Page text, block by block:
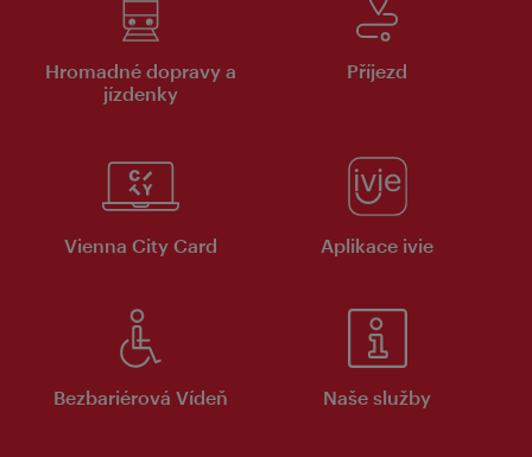
Hromadné dopravy a
jízdenky
Příjezd
Vienna City Card Aplikace ivie
Bezbariérová Vídeň Naše služby